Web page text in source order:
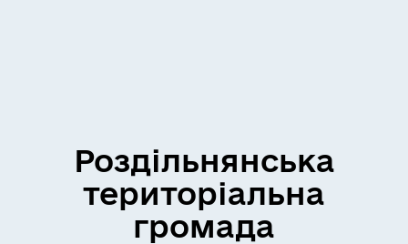
Роздільнянська
територіальна
громада